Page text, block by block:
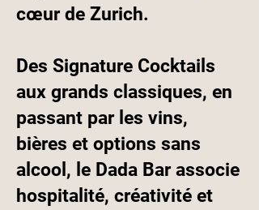
cœur de Zurich.
Des Signature Cocktails
aux grands classiques, en
passant par les vins,
bières et options sans
alcool, le Dada Bar associe
hospitalité, créativité et